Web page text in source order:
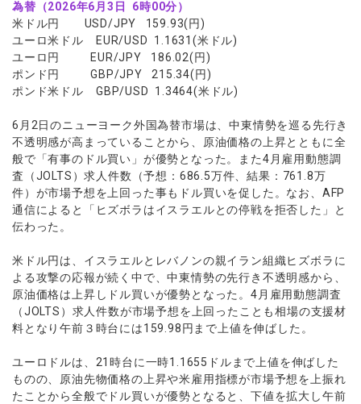
現物株式
ETF
株式CFD
株価指数CFD
エネルギーCFD
貴金属CFD
ソフトコモディティCFD
NEW
バトルCFD
ゼロカットとロスカット
スワップとロールオーバー
入出金方法
レバレッジ
NEW
約定率
取引時間
取引計算シミュレーター
注文執行ポリシー
経済指標・予測カレンダー
休眠口座と凍結口座
口座タイプ
法人のお客様
ゼロ口座
NEW
デモ口座
口座開設フォーム
必要書類
開設方法
プラットフォーム
MT5
MT4
cTrader
AXIORYポータル
ツール
MT4/MT5 ヒストリカルデータ
EA(エキスパートアドバイザー)
カスタムインジケーター
ストライク インジケータ
MQLシグナル
NEW
通貨インデックス
パートナー
パートナーシップ・プログラム
イントロデュース・パートナープログラム（IP）
ニュース
ニュースリリース
マーケットニュース
コーポレートニュース
キャンペーン
トレードガイド
NEW
会社概要
会社概要
役員紹介
お問合せ
よくあるご質問
日本語
عربى
English
Русский
ไทย
Tiếng Việt
口座開設する
デモ口座を開設する
為替（2026年6月3日 6時00分）
米ドル円 USD/JPY 159.93(円)
ユーロ米ドル EUR/USD 1.1631(米ドル)
ユーロ円 EUR/JPY 186.02(円)
ポンド円 GBP/JPY 215.34(円)
ポンド米ドル GBP/USD 1.3464(米ドル)
6月2日のニューヨーク外国為替市場は、中東情勢を巡る先行き
不透明感が高まっていることから、原油価格の上昇とともに全
般で「有事のドル買い」が優勢となった。また4月雇用動態調
査（JOLTS）求人件数（予想：686.5万件、結果：761.8万
件）が市場予想を上回った事もドル買いを促した。なお、AFP
通信によると「ヒズボラはイスラエルとの停戦を拒否した」と
伝わった。
米ドル円は、イスラエルとレバノンの親イラン組織ヒズボラに
よる攻撃の応報が続く中で、中東情勢の先行き不透明感から、
原油価格は上昇しドル買いが優勢となった。4月雇用動態調査
（JOLTS）求人件数が市場予想を上回ったことも相場の支援材
料となり午前３時台には159.98円まで上値を伸ばした。
ユーロドルは、21時台に一時1.1655ドルまで上値を伸ばした
ものの、原油先物価格の上昇や米雇用指標が市場予想を上振れ
たことから全般でドル買いが優勢となると、下値を拡大し午前